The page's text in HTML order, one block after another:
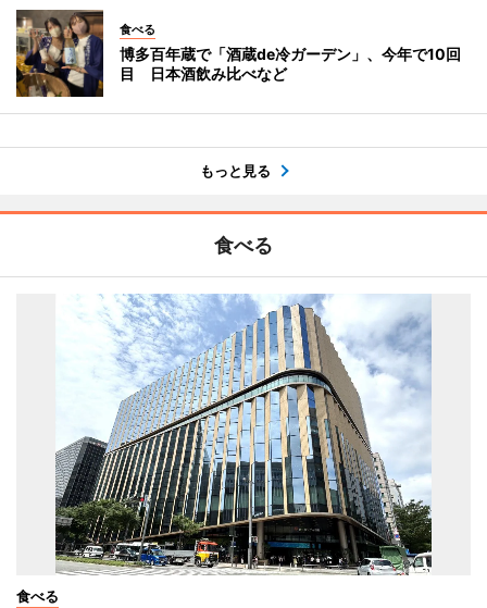
食べる
博多百年蔵で「酒蔵de冷ガーデン」、今年で10回
目 日本酒飲み比べなど
もっと見る
食べる
食べる